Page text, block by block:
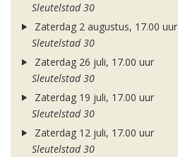
Sleutelstad 30
Zaterdag 2 augustus, 17.00 uur
Sleutelstad 30
Zaterdag 26 juli, 17.00 uur
Sleutelstad 30
Zaterdag 19 juli, 17.00 uur
Sleutelstad 30
Zaterdag 12 juli, 17.00 uur
Sleutelstad 30